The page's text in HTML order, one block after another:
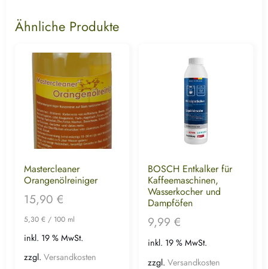
Ähnliche Produkte
Mastercleaner
Orangenölreiniger
15,90 €
5,30 € / 100 ml
inkl. 19 % MwSt.
zzgl. Versandkosten
BOSCH Entkalker für
Kaffeemaschinen,
Wasserkocher und
Dampföfen
9,99 €
inkl. 19 % MwSt.
zzgl. Versandkosten